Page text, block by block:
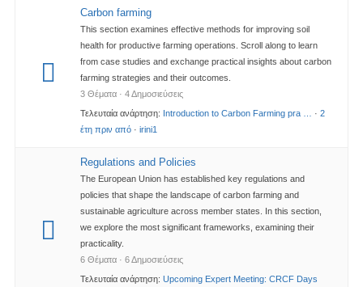
Carbon farming
This section examines effective methods for improving soil
health for productive farming operations. Scroll along to learn
from case studies and exchange practical insights about carbon
farming strategies and their outcomes.
3 Θέματα · 4 Δημοσιεύσεις
Τελευταία ανάρτηση: Introduction to Carbon Farming pra … · 2
έτη πριν από · irini1
Regulations and Policies​
The European Union has established key regulations and
policies that shape the landscape of carbon farming and
sustainable agriculture across member states. In this section,
we explore the most significant frameworks, examining their
practicality.
6 Θέματα · 6 Δημοσιεύσεις
Τελευταία ανάρτηση: Upcoming Expert Meeting: CRCF Days